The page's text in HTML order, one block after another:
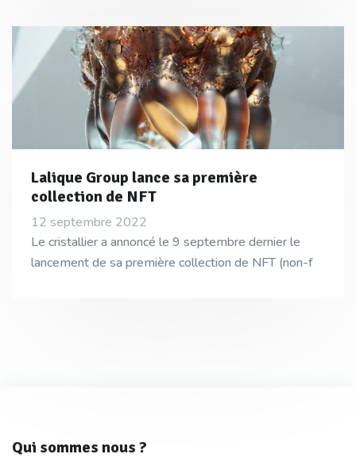
Lalique Group lance sa première
collection de NFT
12 septembre 2022
Le cristallier a annoncé le 9 septembre dernier le
lancement de sa première collection de NFT (non-f
Qui sommes nous ?